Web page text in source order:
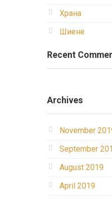
Храна
Шиене
Recent
Archives
November
September
August 2019
April 2019